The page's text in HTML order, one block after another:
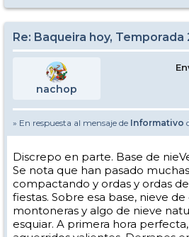
Re: Baqueira hoy, Temporada
nachop
» En respuesta al mensaje de Informativo
Discrepo en parte. Base de
Se nota que han pasado
compactando y ordas y ordas
fiestas. Sobre esa base, nieve
montoneras y algo de nieve
esquiar. A primera hora